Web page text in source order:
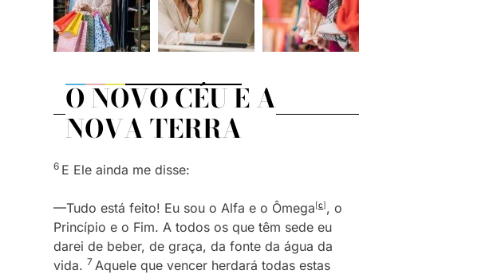
O NOVO CÉU E A
NOVA TERRA
6 E Ele ainda me disse:
—Tudo está feito! Eu sou o Alfa e o Ômega[c], o
Princípio e o Fim. A todos os que têm sede eu
darei de beber, de graça, da fonte da água da
vida. 7 Aquele que vencer herdará todas estas